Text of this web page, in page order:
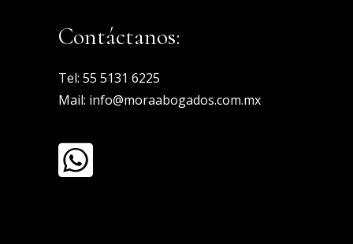
Contáctanos:
Tel: 55 5131 6225
Mail: info@moraabogados.com.mx